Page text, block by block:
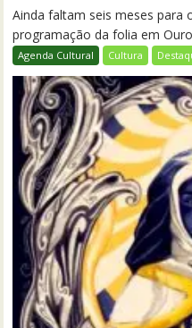
Ainda faltam seis meses para
programação da folia em
Agenda Cultural Cultura